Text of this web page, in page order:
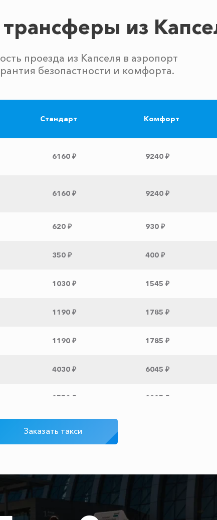
из
проезда из Капселя в аэропорт
безопастности и комфорта.
Стандарт Комфорт
6160 ₽ 9240 ₽
6160 ₽ 9240 ₽
620 ₽ 930 ₽
350 ₽ 400 ₽
1030 ₽ 1545 ₽
1190 ₽ 1785 ₽
1190 ₽ 1785 ₽
4030 ₽ 6045 ₽
2550 ₽ 3825 ₽
6630 ₽
6360 ₽
Заказать такси